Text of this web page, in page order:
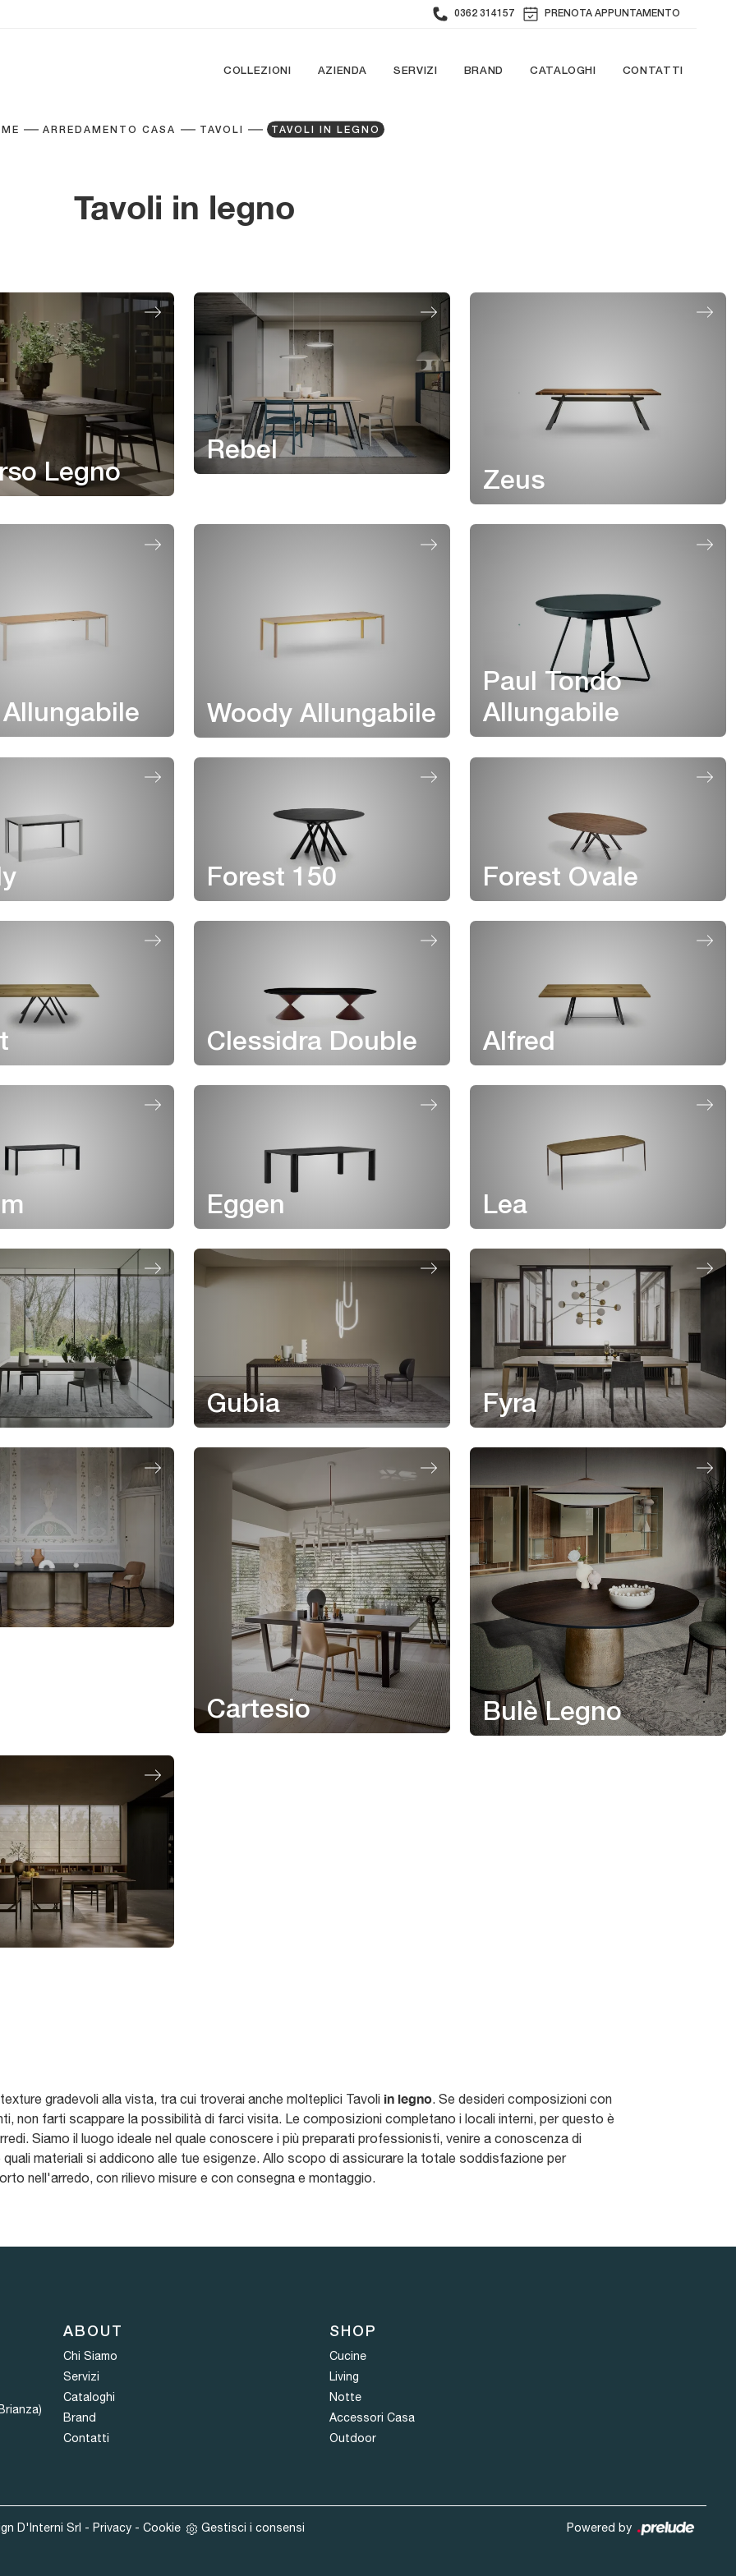
0362 314157 PRENOTA APPUNTAMENTO
COLLEZIONI AZIENDA SERVIZI BRAND CATALOGHI CONTATTI
ARREDAMENTO CASA TAVOLI TAVOLI IN LEGNO
Tavoli in legno
Legno
Rebel
Zeus
Woody Allungabile
Paul Tondo
Allungabile
Forest 150 Forest Ovale
Clessidra Double Alfred
Eggen Lea
Gubia Fyra
Cartesio Bulè Legno
gradevoli alla vista, tra cui troverai anche molteplici Tavoli in legno. Se desideri composizioni con
non farti scappare la possibilità di farci visita. Le composizioni completano i locali interni, per questo è
Siamo il luogo ideale nel quale conoscere i più preparati professionisti, venire a conoscenza di
quali materiali si addicono alle tue esigenze. Allo scopo di assicurare la totale soddisfazione per
nell'arredo, con rilievo misure e con consegna e montaggio.
ABOUT
Chi Siamo
Servizi
Cataloghi
Brand
Contatti
SHOP
Cucine
Living
Notte
Accessori Casa
Outdoor
D'Interni Srl - Privacy- Cookie Gestisci i consensi Powered by